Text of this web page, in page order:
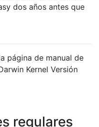
dos años antes que
página de manual de
Kernel Versión
regulares